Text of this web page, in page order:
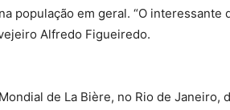
população em geral. “O
Alfredo Figueiredo.
de La Bière, no Rio de